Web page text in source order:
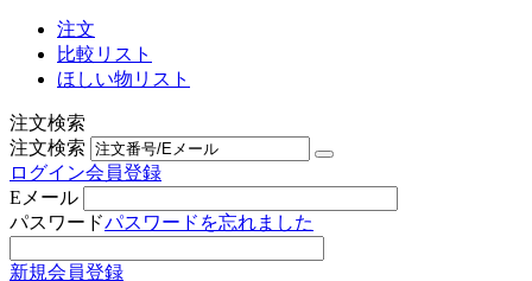
注文
比較リスト
ほしい物リスト
注文検索
注文検索
ログイン会員登録
Eメール
パスワードパスワードを忘れました
新規会員登録